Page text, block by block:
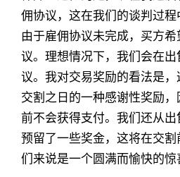
佣协议，这在我们的谈判过程
由于雇佣协议未完成，买方
议。理想情况下，我们会在
议。我对交易奖励的看法是，
交割之日的一种感谢性奖励
前不会获得支付。我们还从
预留了一些奖金，这将在交
们来说是一个圆满而愉快的惊